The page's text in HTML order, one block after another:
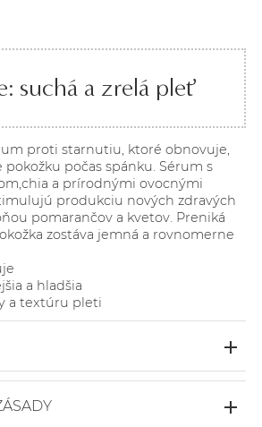
suchá a zrelá pleť
proti starnutiu, ktoré obnovuje,
počas spánku. Sérum s
a prírodnými ovocnými
produkciu nových zdravých
pomarančov a kvetov. Preniká
zostáva jemná a rovnomerne
a hladšia
a textúru pleti
2020
- Best Night Cream